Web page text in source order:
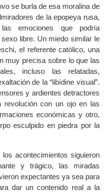
se burla de esa moralina de
de la epopeya rusa,
emociones que podría
libre. Un miedo similar le
el referente católico, una
muy precisa sobre lo que las
incluso las relatadas,
de la “libídine visual”.
y ardientes detractores
revolución con un ojo en las
económicas y otro,
esculpido en piedra por la
acontecimientos siguieron
y trágico, las miradas
expectantes ya sea para
dar un contenido real a la